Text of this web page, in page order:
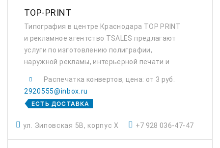
TOP-PRINT
Типография в центре Краснодара TOP PRINT
и рекламное агентство TSALES предлагают
услуги по изготовлению полиграфии,
наружной рекламы, интерьерной печати и
Распечатка конвертов, цена: от 3 руб.
2920555@inbox.ru
ЕСТЬ ДОСТАВКА
ул. Зиповская 5В, корпус Х +7 928 036-47-47